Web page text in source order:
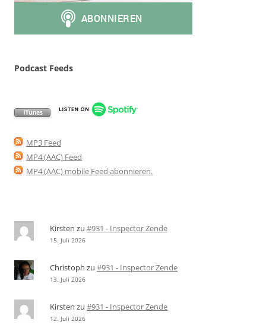
Podcast Feeds
MP3 Feed
MP4 (AAC) Feed
MP4 (AAC) mobile Feed abonnieren.
Kirsten zu #931 - Inspector Zende
15. Juli 2026
Christoph zu #931 - Inspector Zende
13. Juli 2026
Kirsten zu #931 - Inspector Zende
12. Juli 2026